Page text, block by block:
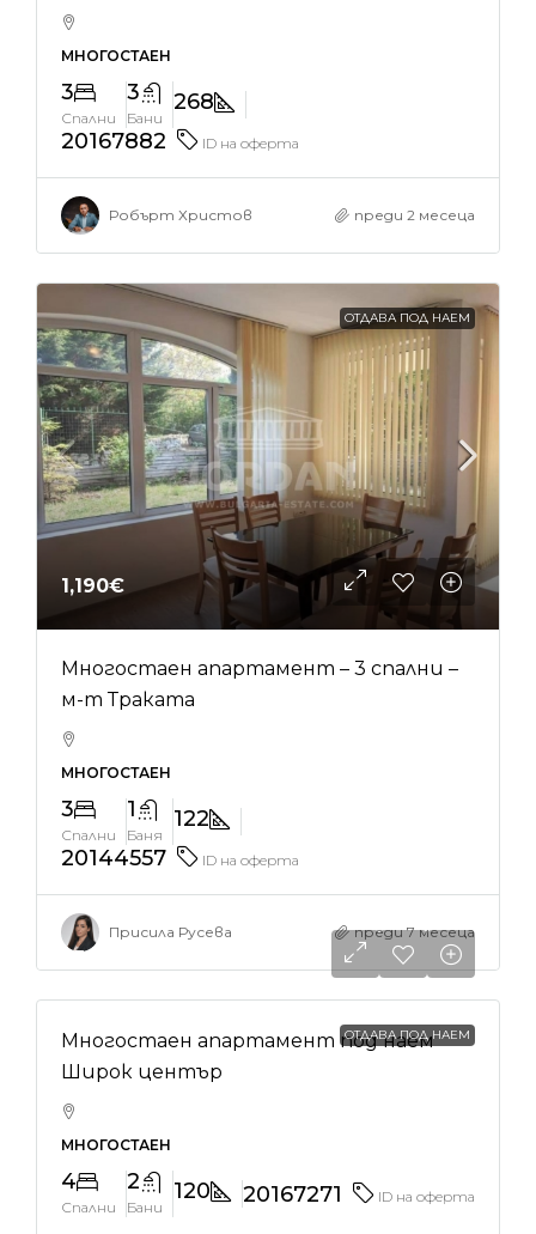
МНОГОСТАЕН
3
Спални
3
Бани
268
20167882
ID на оферта
Робърт Христов преди 2 месеца
ОТДАВА ПОД НАЕМ
1,190€
Многостаен апартамент – 3 спални –
м-т Траката
МНОГОСТАЕН
3
Спални
1
Баня
122
20144557
ID на оферта
Присила Русева преди 7 месеца
ОТДАВА ПОД НАЕМ
750€
Многостаен апартамент под наем
Широк център
МНОГОСТАЕН
4
Спални
2
Бани
120 20167271 ID на оферта